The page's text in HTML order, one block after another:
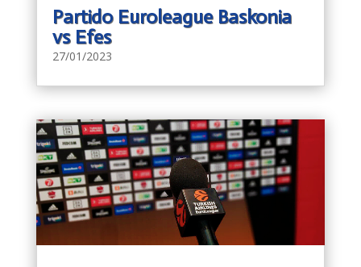
Partido Euroleague Baskonia
vs Efes
27/01/2023